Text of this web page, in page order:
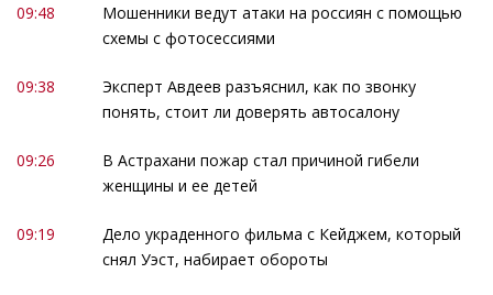
09:48
Мошенники ведут атаки на россиян с помощью
схемы с фотосессиями
09:38
Эксперт Авдеев разъяснил, как по звонку
понять, стоит ли доверять автосалону
09:26
В Астрахани пожар стал причиной гибели
женщины и ее детей
09:19
Дело украденного фильма с Кейджем, который
снял Уэст, набирает обороты